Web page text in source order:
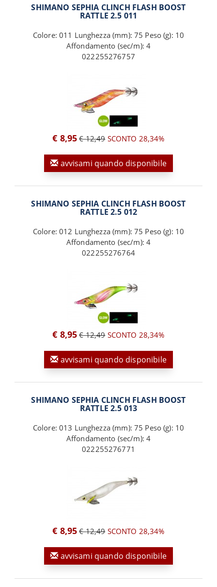
SHIMANO SEPHIA CLINCH FLASH BOOST
RATTLE 2.5 011
Colore: 011 Lunghezza (mm): 75 Peso (g): 10
Affondamento (sec/m): 4
022255276757
€ 8,95 € 12,49SCONTO 28,34%
avvisami quando disponibile
SHIMANO SEPHIA CLINCH FLASH BOOST
RATTLE 2.5 012
Colore: 012 Lunghezza (mm): 75 Peso (g): 10
Affondamento (sec/m): 4
022255276764
€ 8,95 € 12,49SCONTO 28,34%
avvisami quando disponibile
SHIMANO SEPHIA CLINCH FLASH BOOST
RATTLE 2.5 013
Colore: 013 Lunghezza (mm): 75 Peso (g): 10
Affondamento (sec/m): 4
022255276771
€ 8,95 € 12,49SCONTO 28,34%
avvisami quando disponibile